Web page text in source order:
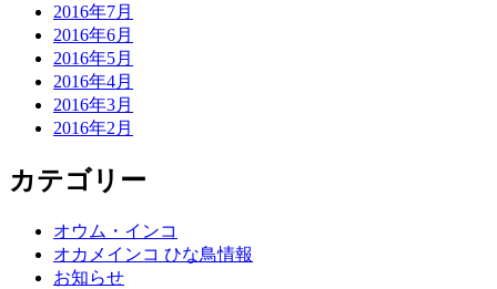
2016年7月
2016年6月
2016年5月
2016年4月
2016年3月
2016年2月
カテゴリー
オウム・インコ
オカメインコ ひな鳥情報
お知らせ